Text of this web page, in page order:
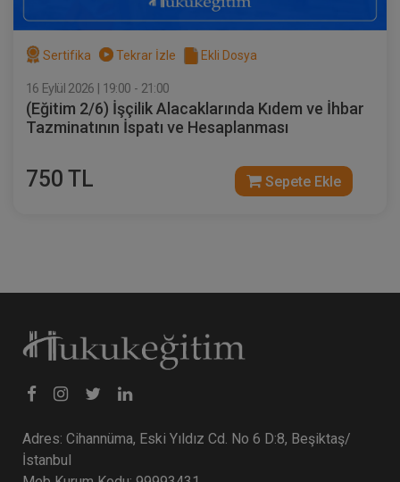
Borçların İfası ve İfa Edilmemesi - IV.
Borçlar Hukuku Kongresi - V. Oturum
360 TL Sepete Ekle
Tüketici Hukuku Enstitüsü
Taşınmaz Hukuku - IV. Borçlar Hukuku
Kongresi - VI. Oturum
360 TL
Sertifika Tekrar İzle Ekli Dosya
16 Eylül 2026 | 19:00 - 21:00
(Eğitim 2/6) İşçilik Alacaklarında Kıdem ve İhbar
Tazminatının İspatı ve Hesaplanması
750 TL Sepete Ekle
Adres: Cihannüma, Eski Yıldız Cd. No 6 D:8, Beşiktaş/
İstanbul